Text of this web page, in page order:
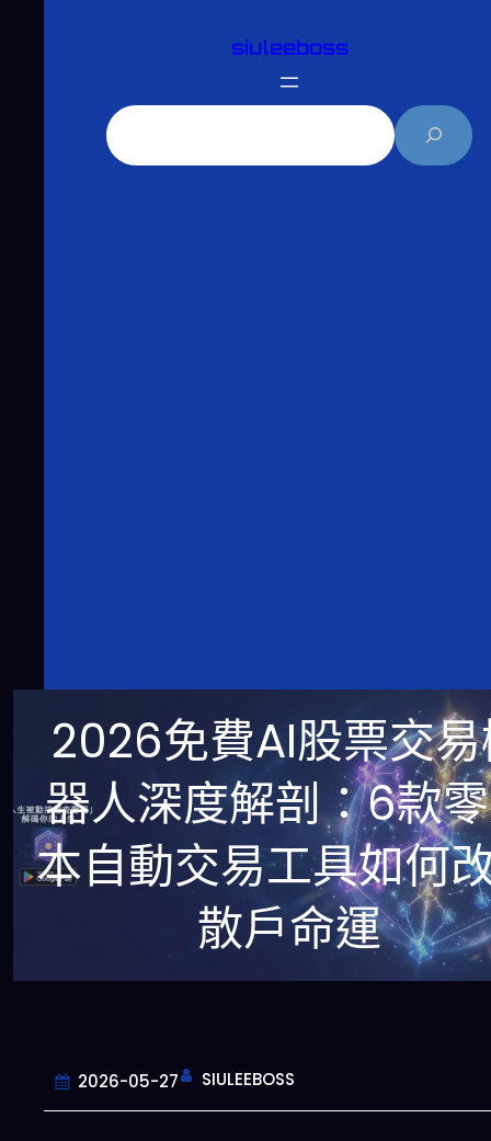
siuleeboss
2026免費AI股票交
器人深度解剖：6款
本自動交易工具如何
散戶命運
2026-05-27 SIULEEBOSS